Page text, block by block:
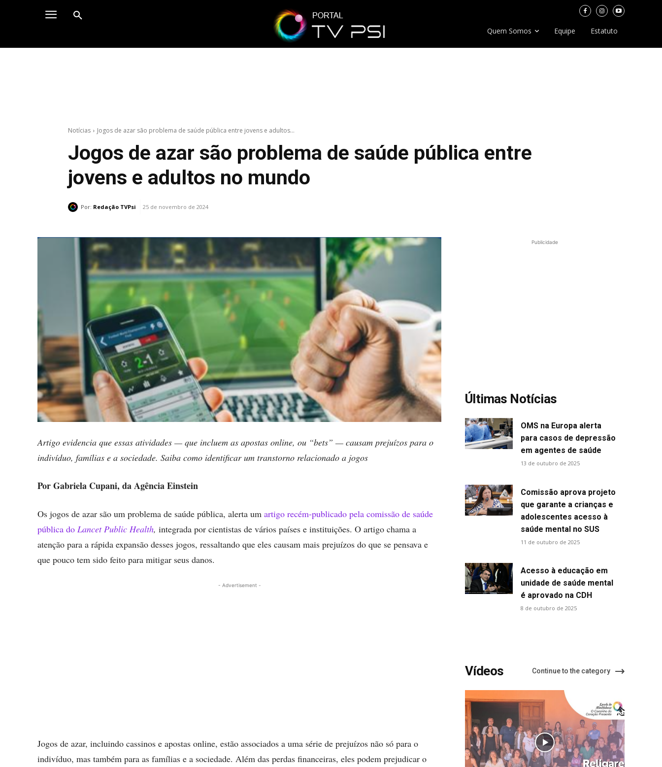
Quem Somos Equipe Estatuto
Notícias Jogos de azar são problema de saúde pública entre jovens e adultos...
Jogos de azar são problema de saúde pública entre
jovens e adultos no mundo
Por: Redação TVPsi 25 de novembro de 2024
Artigo evidencia que essas atividades — que incluem as apostas online, ou “bets” — causam prejuízos para o
indivíduo, famílias e a sociedade. Saiba como identificar um transtorno relacionado a jogos
Por Gabriela Cupani, da Agência Einstein
Os jogos de azar são um problema de saúde pública, alerta um artigo recém-publicado pela comissão de saúde
pública do Lancet Public Health, integrada por cientistas de vários países e instituições. O artigo chama a
atenção para a rápida expansão desses jogos, ressaltando que eles causam mais prejuízos do que se pensava e
que pouco tem sido feito para mitigar seus danos.
- Advertisement -
Jogos de azar, incluindo cassinos e apostas online, estão associados a uma série de prejuízos não só para o
indivíduo, mas também para as famílias e a sociedade. Além das perdas financeiras, eles podem prejudicar o
Publicidade
Últimas Notícias
OMS na Europa alerta
para casos de depressão
em agentes de saúde
13 de outubro de 2025
Comissão aprova projeto
que garante a crianças e
adolescentes acesso à
saúde mental no SUS
11 de outubro de 2025
Acesso à educação em
unidade de saúde mental
é aprovado na CDH
8 de outubro de 2025
Vídeos Continue to the category